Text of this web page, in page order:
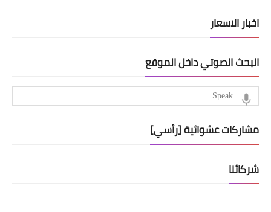
اخبار الاسعار
البحث الصوتي داخل الموقع
مشاركات عشوائية [رأسي]
شركائنا